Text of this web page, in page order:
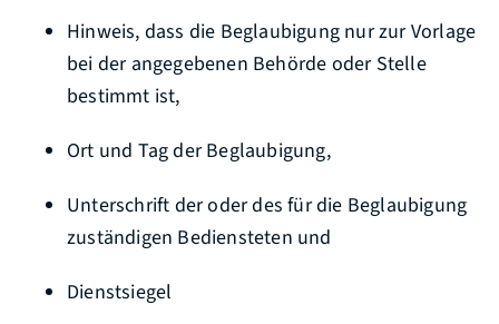
Hinweis, dass die Beglaubigung nur zur Vorlage
bei der angegebenen Behörde oder Stelle
bestimmt ist,
Ort und Tag der Beglaubigung,
Unterschrift der oder des für die Beglaubigung
zuständigen Bediensteten und
Dienstsiegel